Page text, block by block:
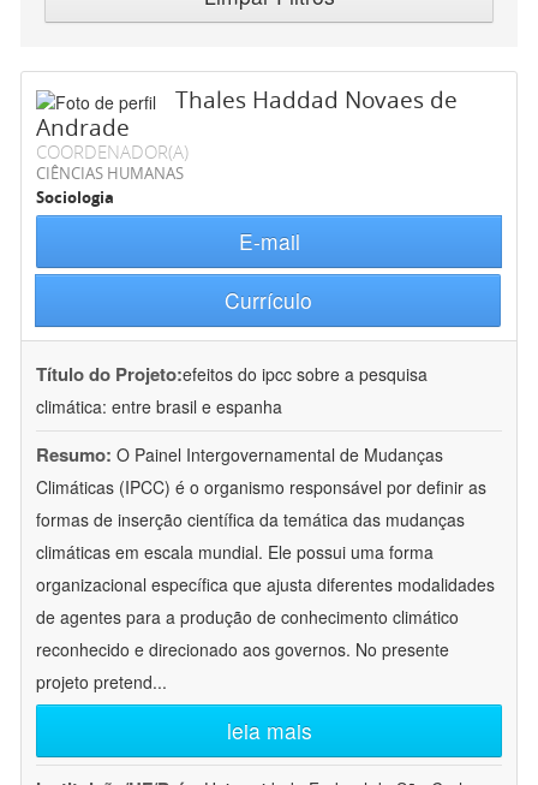
Thales Haddad Novaes de
Andrade
COORDENADOR(A)
CIÊNCIAS HUMANAS
Sociologia
E-mail
Currículo
Título do Projeto:efeitos do ipcc sobre a pesquisa
climática: entre brasil e espanha
Resumo: O Painel Intergovernamental de Mudanças
Climáticas (IPCC) é o organismo responsável por definir as
formas de inserção científica da temática das mudanças
climáticas em escala mundial. Ele possui uma forma
organizacional específica que ajusta diferentes modalidades
de agentes para a produção de conhecimento climático
reconhecido e direcionado aos governos. No presente
projeto pretend...
leia mais